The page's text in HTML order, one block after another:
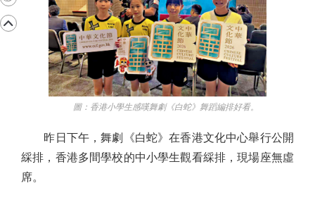
圖：香港小學生感嘆舞劇《白蛇》舞蹈編排好看。
昨日下午，舞劇《白蛇》在香港文化中心舉行公開
綵排，香港多間學校的中小學生觀看綵排，現場座無虛
席。